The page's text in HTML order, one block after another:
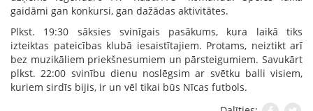
gaidāmi gan konkursi, gan dažādas aktivitātes.
Plkst. 19:30 sāksies svinīgais pasākums, kura laikā tiks
izteiktas pateicības klubā iesaistītajiem. Protams, neiztikt arī
bez muzikāliem priekšnesumiem un pārsteigumiem. Savukārt
plkst. 22:00 svinību dienu noslēgsim ar svētku balli visiem,
kuriem sirdīs bijis, ir un vēl tikai būs Nīcas futbols.